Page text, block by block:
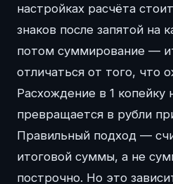
настройках расчёта
знаков после запятой на
потом суммирование —
отличаться от того, что
Расхождение в 1 копейку
превращается в рубли
Правильный подход —
итоговой суммы, а не
построчно. Но это